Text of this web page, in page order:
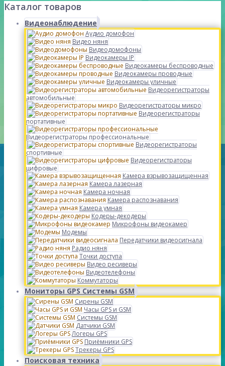
Каталог товаров
Видеонаблюдение
Аудио домофон
Видео няня
Видеодомофоны
Видеокамеры IP
Видеокамеры беспроводные
Видеокамеры проводные
Видеокамеры уличные
Видеорегистраторы
автомобильные
Видеорегистраторы микро
Видеорегистраторы
портативные
Видеорегистраторы профессиональные
Видеорегистраторы
спортивные
Видеорегистраторы
цифровые
Камера взрывозащищенная
Камера лазерная
Камера ночная
Камера распознавания
Камера умная
Кодеры-декодеры
Микрофоны видеокамер
Модемы
Передатчики видеосигнала
Радио няня
Точки доступа
Видео ресиверы
Видеотелефоны
Коммутаторы
Мониторы GPS Системы GSM
Сирены GSM
Часы GPS и GSM
Системы GSM
Датчики GSM
Логеры GPS
Приёмники GPS
Трекеры GPS
Поисковая техника